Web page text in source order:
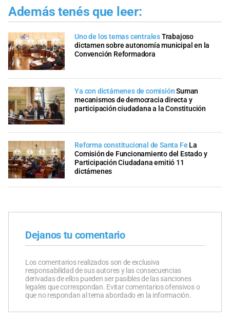
Además tenés que leer:
Uno de los temas centralesTrabajoso
dictamen sobre autonomía municipal en la
Convención Reformadora
Ya con dictámenes de comisiónSuman
mecanismos de democracia directa y
participación ciudadana a la Constitución
Reforma constitucional de Santa Fe La
Comisión de Funcionamiento del Estado y
Participación Ciudadana emitió 11
dictámenes
Dejanos tu comentario
Los comentarios realizados son de exclusiva
responsabilidad de sus autores y las consecuencias
derivadas de ellos pueden ser pasibles de las sanciones
legales que correspondan. Evitar comentarios ofensivos o
que no respondan al tema abordado en la información.